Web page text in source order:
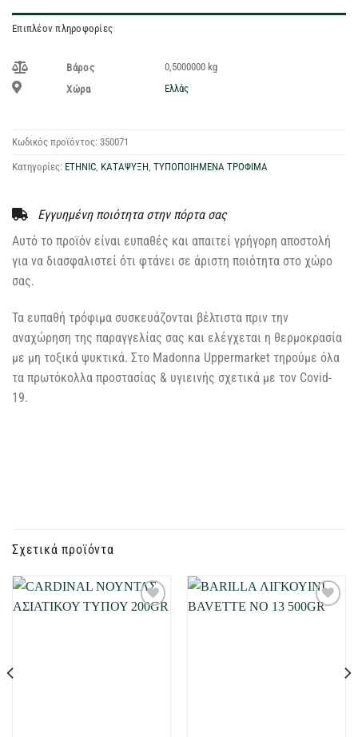
Επιπλέον πληροφορίες
Βάρος
0,5000000 kg
Χώρα
Ελλάς
Κωδικός προϊόντος: 350071
Κατηγορίες: ETHNIC, ΚΑΤΑΨΥΞΗ, ΤΥΠΟΠΟΙΗΜΕΝΑ ΤΡΟΦΙΜΑ
Εγγυημένη ποιότητα στην πόρτα σας
Αυτό το προϊόν είναι ευπαθές και απαιτεί γρήγορη αποστολή
για να διασφαλιστεί ότι φτάνει σε άριστη ποιότητα στο χώρο
σας.
Τα ευπαθή τρόφιμα συσκευάζονται βέλτιστα πριν την
αναχώρηση της παραγγελίας σας και ελέγχεται η θερμοκρασία
με μη τοξικά ψυκτικά. Στο Madonna Uppermarket τηρούμε όλα
τα πρωτόκολλα προστασίας & υγιεινής σχετικά με τον Covid-
19.
Σχετικά προϊόντα